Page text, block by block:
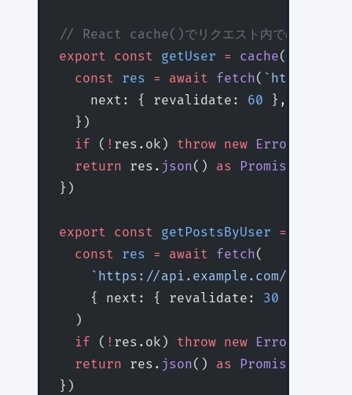
// React cache()でリクエスト内での重複フェ
export const getUser = cache(
  const
res = await fetch( `https://
    next: { revalidate:
60 },
  })
  if
( ! res.ok) throw new Error
  return
res. json() as Promise
})
export const getPostsByUser =
  const
res = await fetch(
    `https://api.example.com/users/${
    { next: { revalidate:
30
  )
  if
( ! res.ok) throw new Error
  return
res. json() as Promise
})